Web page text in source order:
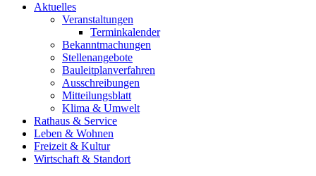
Aktuelles
Veranstaltungen
Terminkalender
Bekanntmachungen
Stellenangebote
Bauleitplanverfahren
Ausschreibungen
Mitteilungsblatt
Klima & Umwelt
Rathaus & Service
Leben & Wohnen
Freizeit & Kultur
Wirtschaft & Standort